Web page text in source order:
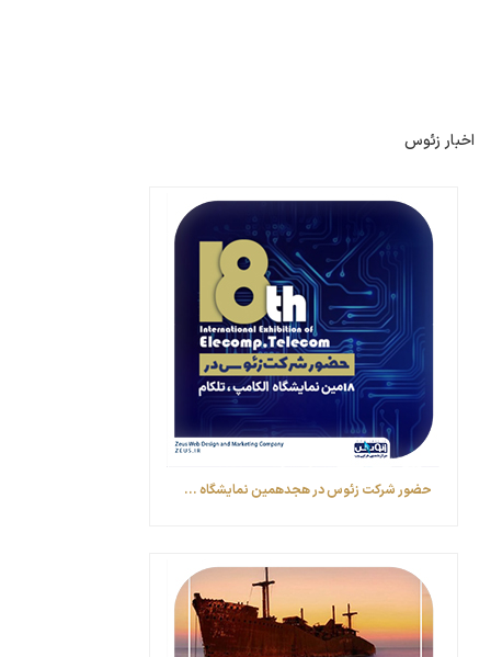
اخبار زئوس
حضور شرکت زئوس در هجدهمین نمایشگاه ...